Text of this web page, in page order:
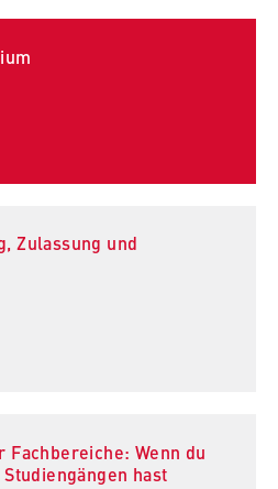
Zulassung und
Wenn du
hast